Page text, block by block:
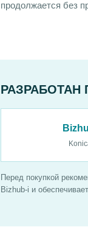
продолжается без
РАЗРАБОТАН
Перед покупкой
Bizhub-i и